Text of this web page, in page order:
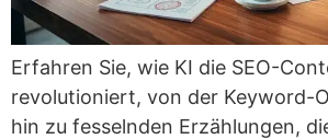
Erfah­ren Sie, wie KI die SEO-
revo­lu­tio­niert, von der Key­word-
hin zu fes­seln­den Erzäh­lun­gen,